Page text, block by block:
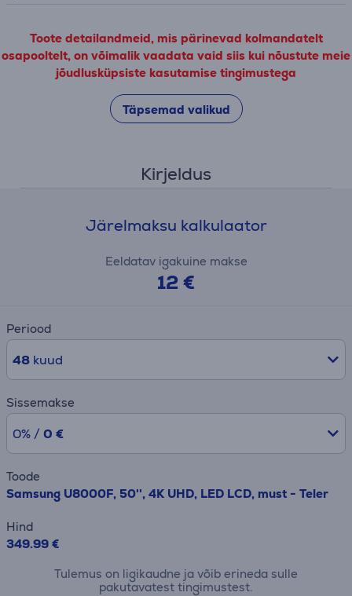
Toote detailandmeid, mis pärinevad kolmandatelt
osapooltelt, on võimalik vaadata vaid siis kui nõustute meie
jõudlusküpsiste kasutamise tingimustega
Täpsemad valikud
Kirjeldus
Järelmaksu kalkulaator
Eeldatav igakuine makse
12 €
Periood
48kuud
Sissemakse
0% / 0 €
Toode
Samsung U8000F, 50'', 4K UHD, LED LCD, must - Teler
Hind
349.99 €
Tulemus on ligikaudne ja võib erineda sulle
pakutavatest tingimustest.